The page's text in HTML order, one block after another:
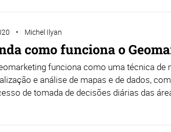
Michel Ilyan
como funciona o
funciona como uma técnica de
e análise de mapas e de dados,
de tomada de decisões diárias das